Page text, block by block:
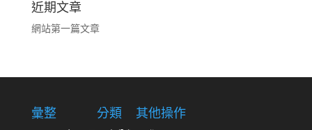
近期文章
網站第一篇文章
彙整 分類 其他操作